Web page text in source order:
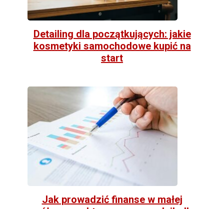
Detailing dla początkujących: jakie
kosmetyki samochodowe kupić na
start
Jak prowadzić finanse w małej